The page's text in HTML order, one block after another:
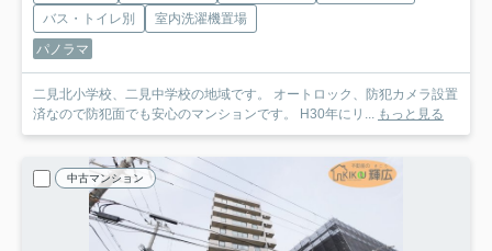
バス・トイレ別
室内洗濯機置場
パノラマ
二見北小学校、二見中学校の地域です。 オートロック、防犯カメラ設置
済なので防犯面でも安心のマンションです。 H30年にリ...
もっと見る
中古マンション